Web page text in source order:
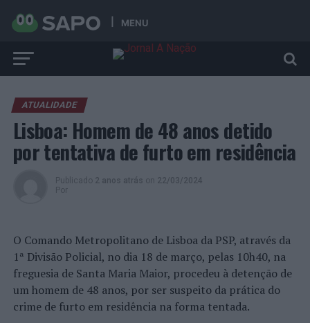
MENU
ATUALIDADE
Lisboa: Homem de 48 anos detido
por tentativa de furto em residência
Publicado 2 anos atrás on 22/03/2024
Por
O Comando Metropolitano de Lisboa da PSP, através da
1ª Divisão Policial, no dia 18 de março, pelas 10h40, na
freguesia de Santa Maria Maior, procedeu à detenção de
um homem de 48 anos, por ser suspeito da prática do
crime de furto em residência na forma tentada.